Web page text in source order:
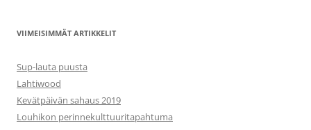
VIIMEISIMMÄT ARTIKKELIT
Sup-lauta puusta
Lahtiwood
Kevätpäivän sahaus 2019
Louhikon perinnekulttuuritapahtuma